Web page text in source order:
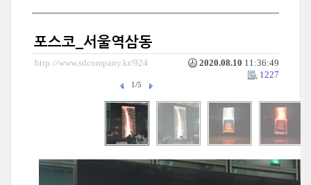
포스코_서울역삼동
http://www.sdcompany.kr/924 2020.08.10 11:36:49
1227
1/5